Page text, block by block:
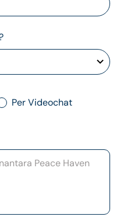
Per Videochat